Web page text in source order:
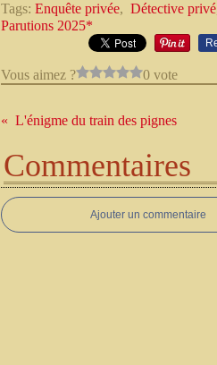
Tags: Enquête privée, Détective privé
Parutions 2025*
Vous aimez ? 0 vote
L'énigme du train des pignes
Commentaires
Ajouter un commentaire